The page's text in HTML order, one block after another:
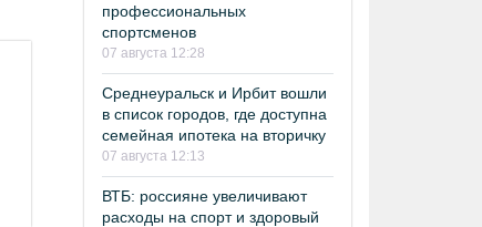
профессиональных
спортсменов
07 августа 12:28
Среднеуральск и Ирбит вошли
в список городов, где доступна
семейная ипотека на вторичку
07 августа 12:13
ВТБ: россияне увеличивают
расходы на спорт и здоровый